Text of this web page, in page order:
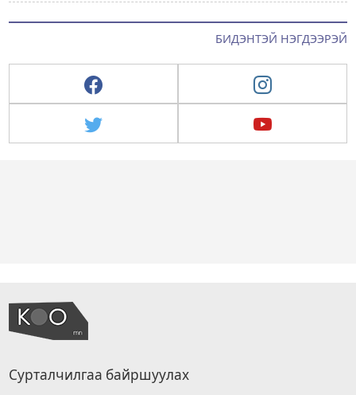
БИДЭНТЭЙ НЭГДЭЭРЭЙ
Сурталчилгаа байршуулах